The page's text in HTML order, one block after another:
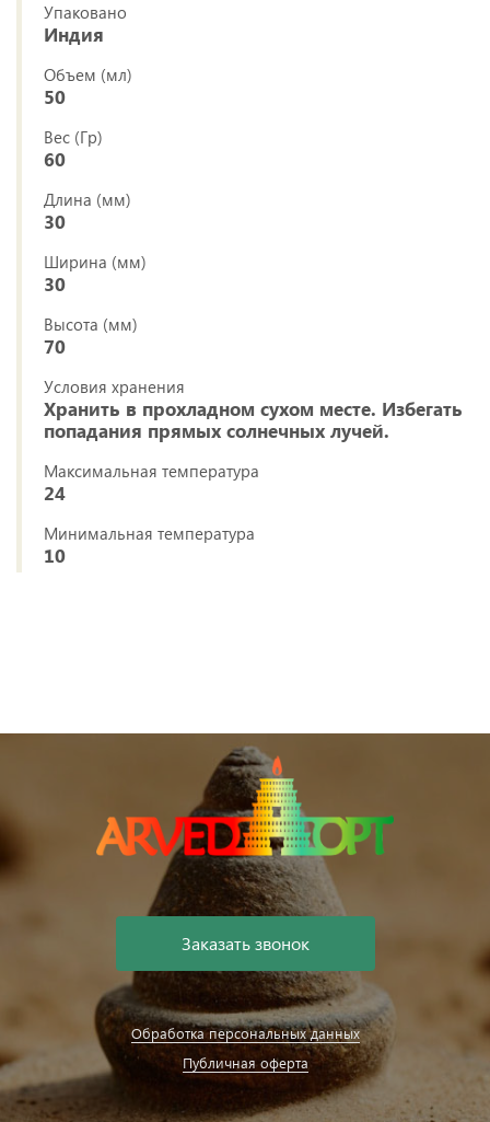
Упаковано
Индия
Объем (мл)
50
Вес (Гр)
60
Длина (мм)
30
Ширина (мм)
30
Высота (мм)
70
Условия хранения
Хранить в прохладном сухом месте. Избегать
попадания прямых солнечных лучей.
Максимальная температура
24
Минимальная температура
10
Заказать звонок
Обработка персональных данных
Публичная оферта